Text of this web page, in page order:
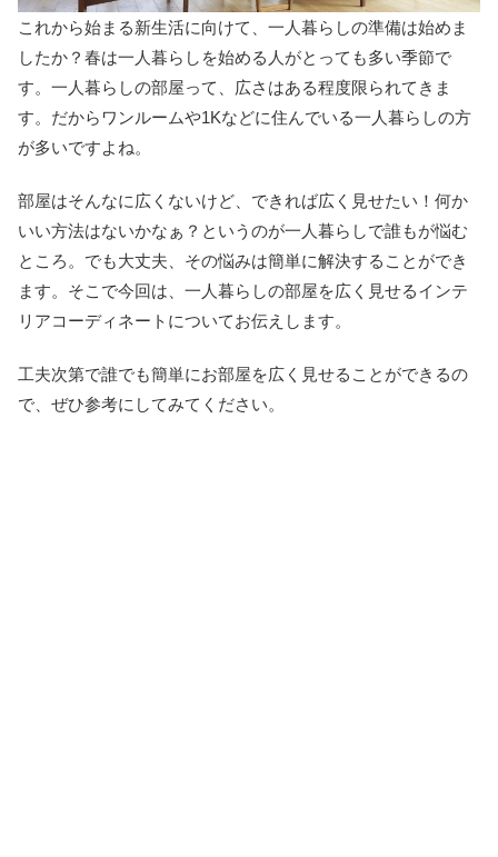
これから始まる新生活に向けて、一人暮らしの準備は始めま
したか？春は一人暮らしを始める人がとっても多い季節で
す。一人暮らしの部屋って、広さはある程度限られてきま
す。だからワンルームや1Kなどに住んでいる一人暮らしの方
が多いですよね。
部屋はそんなに広くないけど、できれば広く見せたい！何か
いい方法はないかなぁ？というのが一人暮らしで誰もが悩む
ところ。でも大丈夫、その悩みは簡単に解決することができ
ます。そこで今回は、一人暮らしの部屋を広く見せるインテ
リアコーディネートについてお伝えします。
工夫次第で誰でも簡単にお部屋を広く見せることができるの
で、ぜひ参考にしてみてください。